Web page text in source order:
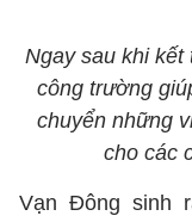
Ngay sau khi
công trường
chuyển những
cho các
Vạn Đông sinh